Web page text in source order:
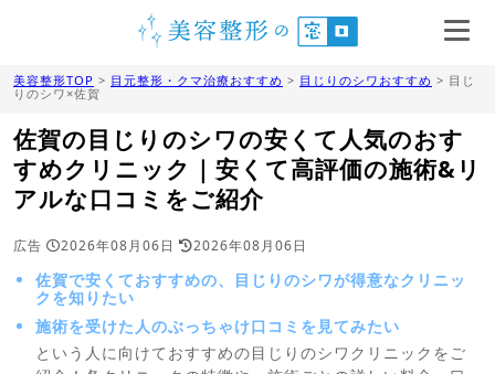
美容整形TOP > 目元整形・クマ治療おすすめ > 目じりのシワおすすめ > 目じ
りのシワ×佐賀
佐賀の目じりのシワの安くて人気のおす
すめクリニック｜安くて高評価の施術&リ
アルな口コミをご紹介
広告 2026年08月06日 2026年08月06日
佐賀で安くておすすめの、目じりのシワが得意なクリニッ
クを知りたい
施術を受けた人のぶっちゃけ口コミを見てみたい
という人に向けておすすめの目じりのシワクリニックをご